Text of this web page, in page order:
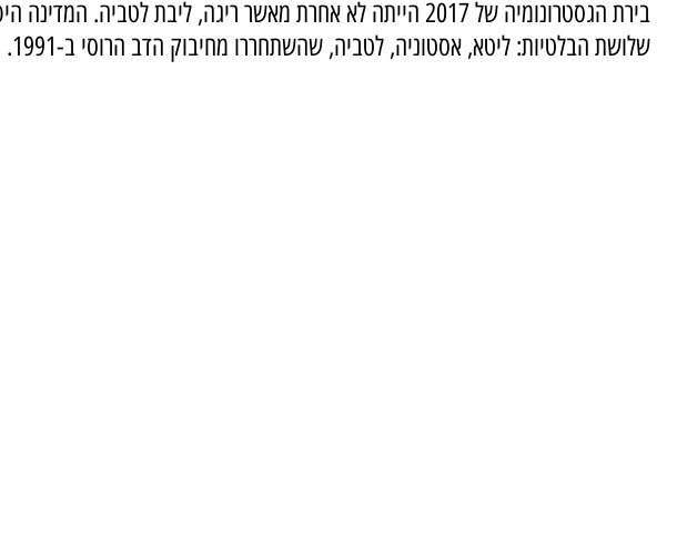
בירת הגסטרונומיה של 2017 הייתה לא אחרת מאשר ריגה, ליבת לטביה.
שלושת הבלטיות: ליטא, אסטוניה, לטביה, שהשתחררו מחיבוק הדב הרוסי ב-1991.